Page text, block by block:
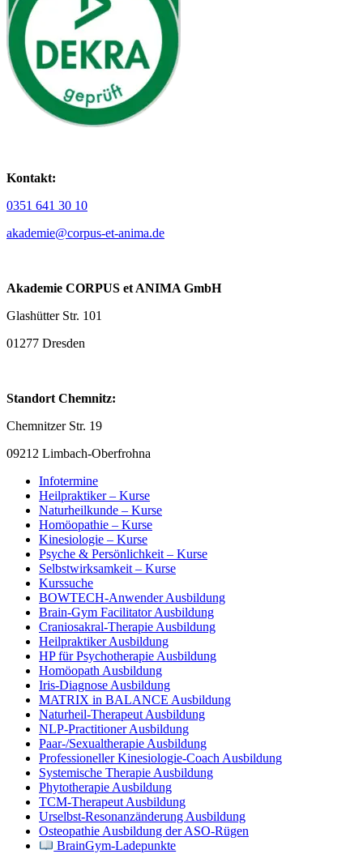
Kontakt:
0351 641 30 10
akademie@corpus-et-anima.de
Akademie CORPUS et ANIMA GmbH
Glashütter Str. 101
01277 Dresden
Standort Chemnitz:
Chemnitzer Str. 19
09212 Limbach-Oberfrohna
Infotermine
Heilpraktiker – Kurse
Naturheilkunde – Kurse
Homöopathie – Kurse
Kinesiologie – Kurse
Psyche & Persönlichkeit – Kurse
Selbstwirksamkeit – Kurse
Kurssuche
BOWTECH-Anwender Ausbildung
Brain-Gym Facilitator Ausbildung
Craniosakral-Therapie Ausbildung
Heilpraktiker Ausbildung
HP für Psychotherapie Ausbildung
Homöopath Ausbildung
Iris-Diagnose Ausbildung
MATRIX in BALANCE Ausbildung
Naturheil-Therapeut Ausbildung
NLP-Practitioner Ausbildung
Paar-/Sexualtherapie Ausbildung
Professioneller Kinesiologie-Coach Ausbildung
Systemische Therapie Ausbildung
Phytotherapie Ausbildung
TCM-Therapeut Ausbildung
Urselbst-Resonanzänderung Ausbildung
Osteopathie Ausbildung der ASO-Rügen
BrainGym-Ladepunkte